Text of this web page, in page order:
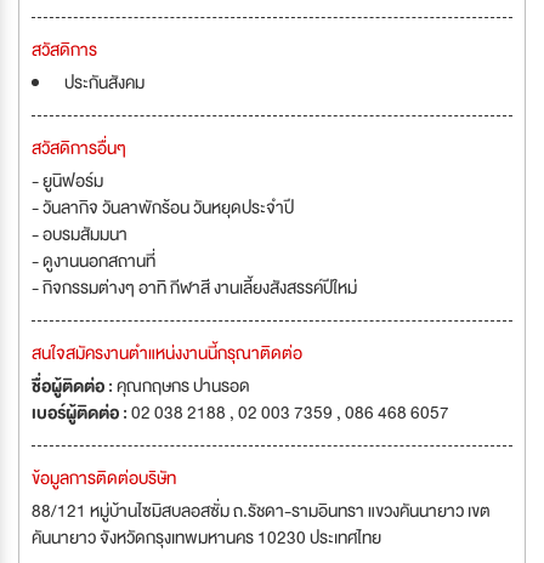
สวัสดิการ
ประกันสังคม
สวัสดิการอื่นๆ
- ยูนิฟอร์ม
- วันลากิจ วันลาพักร้อน วันหยุดประจำปี
- อบรมสัมมนา
- ดูงานนอกสถานที่
- กิจกรรมต่างๆ อาทิ กีฬาสี งานเลี้ยงสังสรรค์ปีใหม่
สนใจสมัครงานตำแหน่งงานนี้กรุณาติดต่อ
ชื่อผู้ติดต่อ :คุณกฤษกร ปานรอด
เบอร์ผู้ติดต่อ :02 038 2188 , 02 003 7359 , 086 468 6057
ข้อมูลการติดต่อบริษัท
88/121 หมู่บ้านไซมิสบลอสซั่ม ถ.รัชดา-รามอินทรา แขวงคันนายาว เขต
คันนายาว จังหวัดกรุงเทพมหานคร 10230 ประเทศไทย